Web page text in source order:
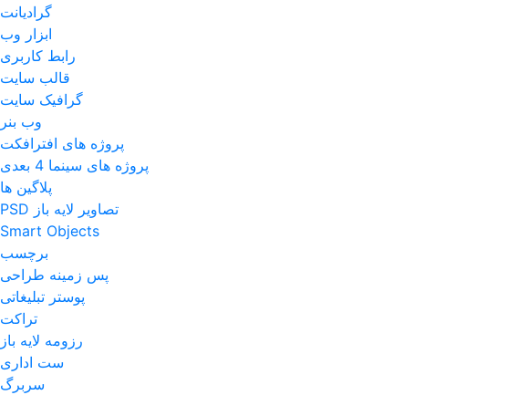
گرادیانت
ابزار وب
رابط کاربری
قالب سایت
گرافیک سایت
وب بنر
پروژه های افترافکت
پروژه های سینما 4 بعدی
پلاگین ها
تصاویر لایه باز PSD
Smart Objects
برچسب
پس زمینه طراحی
پوستر تبلیغاتی
تراکت
رزومه لایه باز
ست اداری
سربرگ